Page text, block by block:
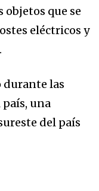
objetos que se
eléctricos y
las
una
del país